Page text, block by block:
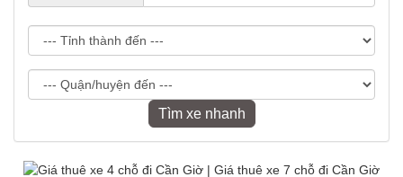
Tìm xe nhanh